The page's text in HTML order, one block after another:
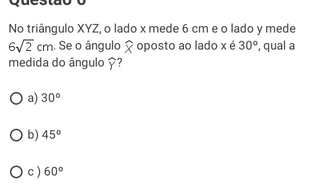
No triângulo XYZ, o lado x mede 6 cm e o lado y mede
. Se o ângulo
oposto ao lado x é 30º, qual a
medida do ângulo
?
a) 30º
b) 45º
c ) 60º